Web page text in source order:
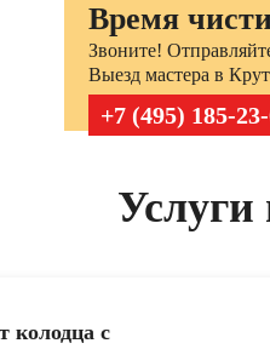
Время
Звоните!
Выезд мастера в
+7 (495) 185-
Услуги
колодца с